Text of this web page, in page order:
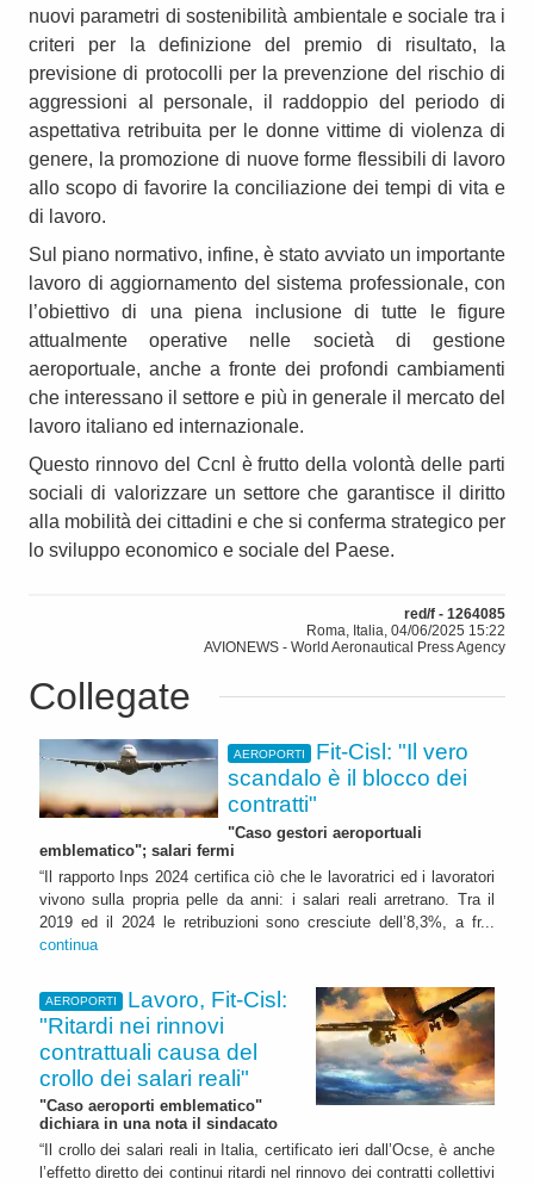
nuovi parametri di sostenibilità ambientale e sociale tra i
criteri per la definizione del premio di risultato, la
previsione di protocolli per la prevenzione del rischio di
aggressioni al personale, il raddoppio del periodo di
aspettativa retribuita per le donne vittime di violenza di
genere, la promozione di nuove forme flessibili di lavoro
allo scopo di favorire la conciliazione dei tempi di vita e
di lavoro.
Sul piano normativo, infine, è stato avviato un importante
lavoro di aggiornamento del sistema professionale, con
l’obiettivo di una piena inclusione di tutte le figure
attualmente operative nelle società di gestione
aeroportuale, anche a fronte dei profondi cambiamenti
che interessano il settore e più in generale il mercato del
lavoro italiano ed internazionale.
Questo rinnovo del Ccnl è frutto della volontà delle parti
sociali di valorizzare un settore che garantisce il diritto
alla mobilità dei cittadini e che si conferma strategico per
lo sviluppo economico e sociale del Paese.
red/f - 1264085
Roma, Italia, 04/06/2025 15:22
AVIONEWS - World Aeronautical Press Agency
Collegate
AEROPORTI
Fit-Cisl: "Il vero
scandalo è il blocco dei
contratti"
"Caso gestori aeroportuali
emblematico"; salari fermi
“Il rapporto Inps 2024 certifica ciò che le lavoratrici ed i lavoratori
vivono sulla propria pelle da anni: i salari reali arretrano. Tra il
2019 ed il 2024 le retribuzioni sono cresciute dell’8,3%, a fr...
continua
AEROPORTI
Lavoro, Fit-Cisl:
"Ritardi nei rinnovi
contrattuali causa del
crollo dei salari reali"
"Caso aeroporti emblematico"
dichiara in una nota il sindacato
“Il crollo dei salari reali in Italia, certificato ieri dall’Ocse, è anche
l’effetto diretto dei continui ritardi nel rinnovo dei contratti collettivi